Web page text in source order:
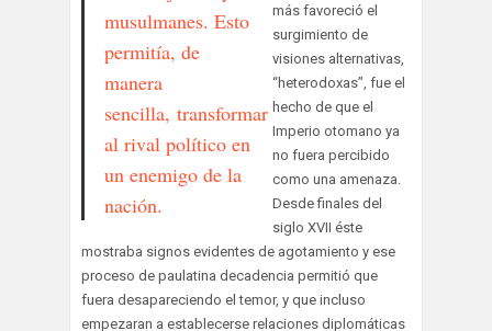
musulmanes. Esto
permitía, de
manera
sencilla, transformar
al rival político en
un enemigo de la
nación.
más favoreció el
surgimiento de
visiones alternativas,
“heterodoxas”, fue el
hecho de que el
Imperio otomano ya
no fuera percibido
como una amenaza.
Desde finales del
siglo XVII éste
mostraba signos evidentes de agotamiento y ese
proceso de paulatina decadencia permitió que
fuera desapareciendo el temor, y que incluso
empezaran a establecerse relaciones diplomáticas